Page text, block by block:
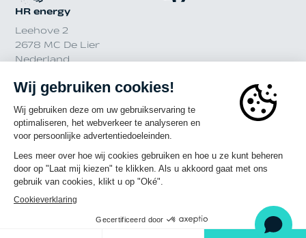
HR energy
Leehove 2
2678 MC De Lier
Nederland
© 2023 - 2026 HR energy Privacyverklaring
Cookieverklaring Een Panorama Studios website